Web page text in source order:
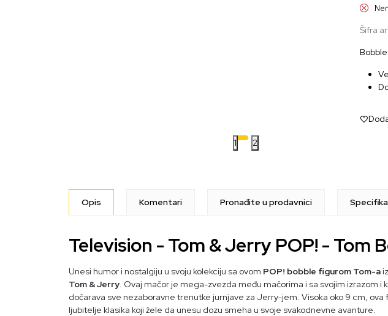
1 2
Šifra
Opis Komentari Pronađite u prodavnici
Television - Tom & Jerry POP! - Tom
Unesi humor i nostalgiju u svoju kolekciju sa ovom POP! bobble figurom Tom-a
Tom & Jerry. Ovaj mačor je mega-zvezda među mačorima i sa svojim izrazom i
dočarava sve nezaboravne trenutke jurnjave za Jerry-jem. Visoka oko 9 cm, ova
ljubitelje klasika koji žele da unesu dozu smeha u svoje svakodnevne avanture.